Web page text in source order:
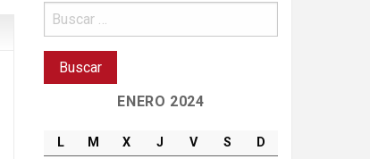
ENERO 2024
L M X J V S
D